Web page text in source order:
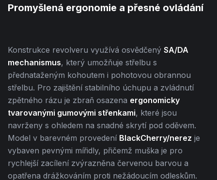
Promyšlená ergonomie a přesné ovládání
Konstrukce revolveru využívá osvědčený SA/DA
mechanismus, který umožňuje střelbu s
přednataženým kohoutem i pohotovou obrannou
střelbu. Pro zajištění stabilního úchupu a zvládnutí
zpětného rázu je zbraň osazena ergonomicky
tvarovanými gumovými střenkami, které jsou
navrženy s ohledem na snadné skrytí pod oděvem.
Model v barevném provedení BlackCherry/nerez je
vybaven pevnými mířidly, přičemž muška je pro
rychlejší zacílení zvýrazněna červenou barvou a
opatřena drážkováním proti nežádoucím odleskům.